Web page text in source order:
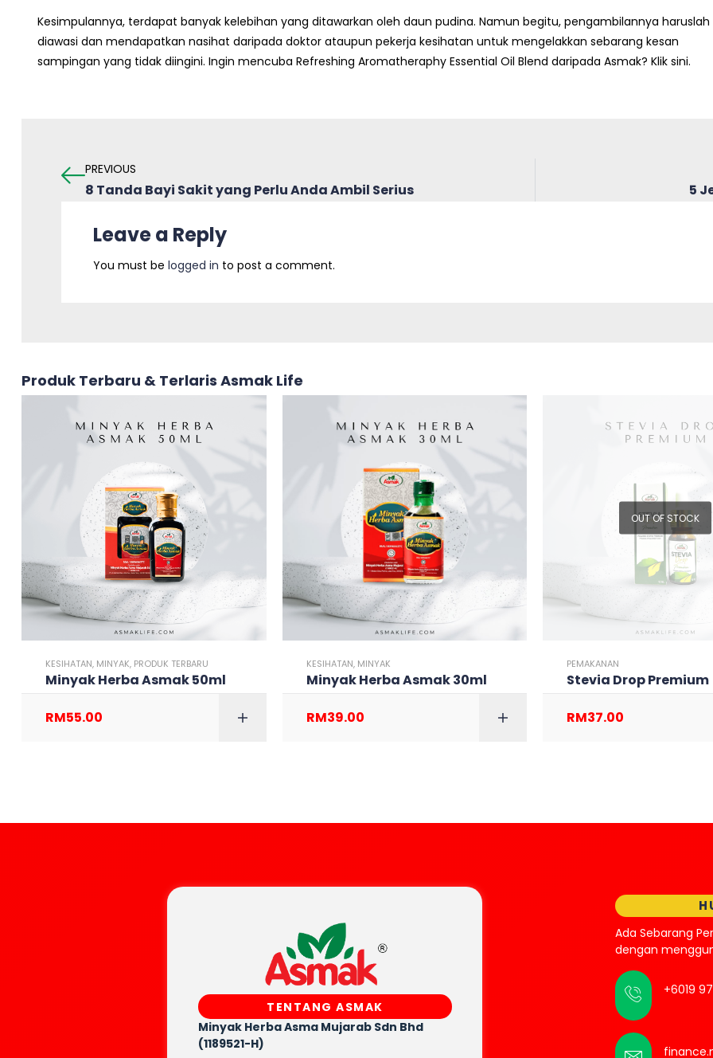
Kesimpulannya, terdapat banyak kelebihan yang ditawarkan oleh daun pudina. Namun begitu, pengambilannya haruslah
diawasi dan mendapatkan nasihat daripada doktor ataupun pekerja kesihatan untuk mengelakkan sebarang kesan
sampingan yang tidak diingini. Ingin mencuba Refreshing Aromatheraphy Essential Oil Blend daripada Asmak? Klik sini.
PREVIOUS
8 Tanda Bayi Sakit yang Perlu Anda Ambil Serius 5
Leave a Reply
You must be logged in to post a comment.
Produk Terbaru & Terlaris Asmak Life
KESIHATAN, MINYAK, PRODUK TERBARU
Minyak Herba Asmak 50ml
RM55.00
KESIHATAN, MINYAK
Minyak Herba Asmak 30ml
RM39.00
OUT OF STOCK
PEMAKANAN
Stevia Drop Premium
RM37.00
TENTANG ASMAK
Minyak Herba Asma Mujarab Sdn Bhd
(1189521-H)
Ada Sebarang
dengan
+6019